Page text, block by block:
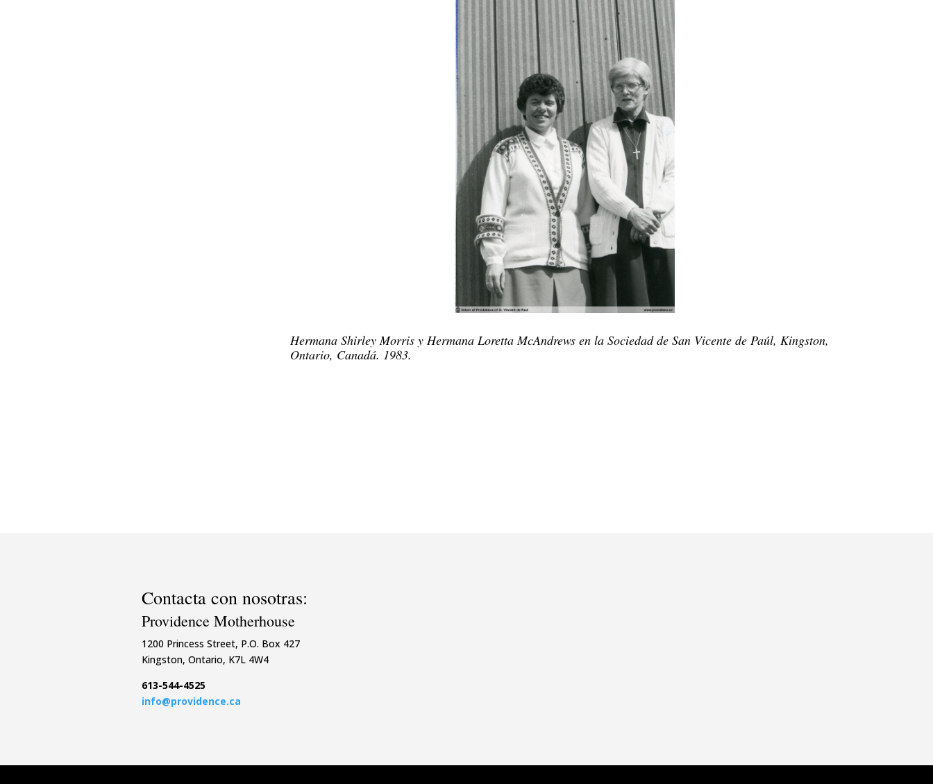
Hermana Shirley Morris y Hermana Loretta McAndrews en la Sociedad de San Vicente de Paúl, Kingston,
Ontario, Canadá. 1983.
Contacta con nosotras:
Providence Motherhouse
1200 Princess Street, P.O. Box 427
Kingston, Ontario, K7L 4W4
613-544-4525
info@providence.ca